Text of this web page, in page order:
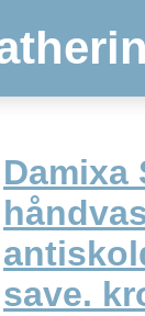
Damixa
save.